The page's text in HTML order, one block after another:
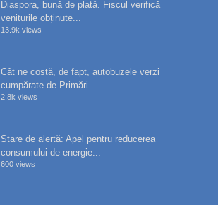
Diaspora, bună de plată. Fiscul verifică
veniturile obținute...
13.9k views
Cât ne costă, de fapt, autobuzele verzi
cumpărate de Primări...
2.8k views
Stare de alertă: Apel pentru reducerea
consumului de energie...
600 views